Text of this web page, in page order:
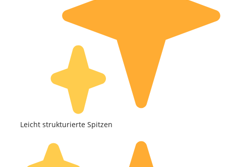
Leicht strukturierte Spitzen